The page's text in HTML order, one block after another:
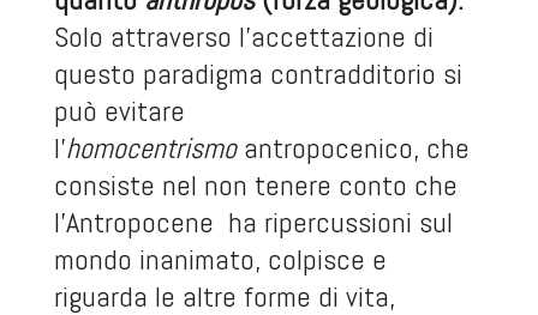
Solo attraverso l’accettazione di
questo paradigma contradditorio si
può evitare
l’homocentrismoantropocenico, che
consiste nel non tenere conto che
l’Antropocene ha ripercussioni sul
mondo inanimato, colpisce e
riguarda le altre forme di vita,